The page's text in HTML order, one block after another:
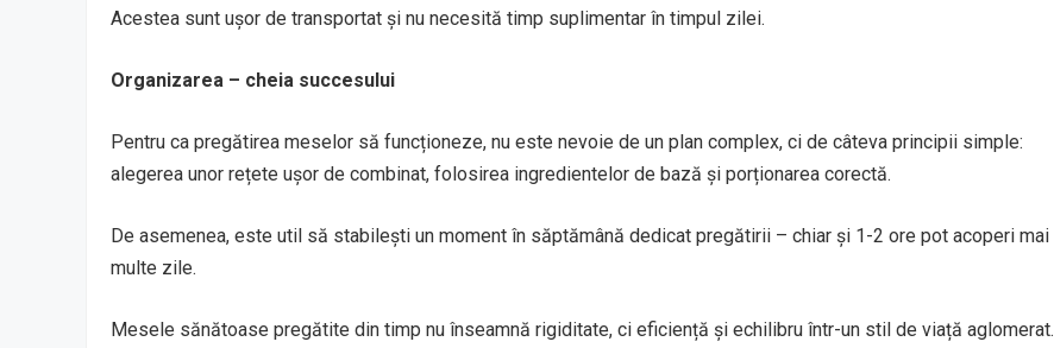
Acestea sunt ușor de transportat și nu necesită timp suplimentar în timpul zilei.
Organizarea – cheia succesului
Pentru ca pregătirea meselor să funcționeze, nu este nevoie de un plan complex, ci de câteva principii simple:
alegerea unor rețete ușor de combinat, folosirea ingredientelor de bază și porționarea corectă.
De asemenea, este util să stabilești un moment în săptămână dedicat pregătirii – chiar și 1-2 ore pot acoperi mai
multe zile.
Mesele sănătoase pregătite din timp nu înseamnă rigiditate, ci eficiență și echilibru într-un stil de viață aglomerat.